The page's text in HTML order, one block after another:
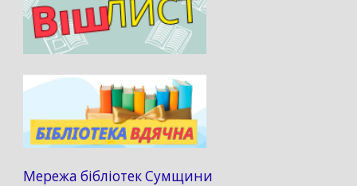
Мережа бібліотек Сумщини